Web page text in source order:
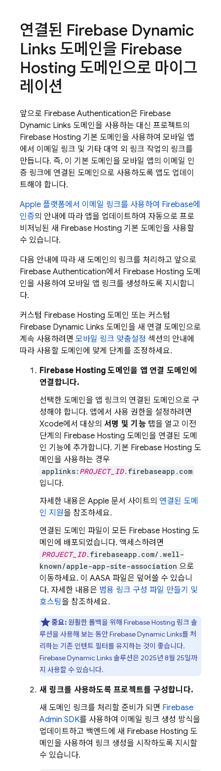
연결된 Firebase Dynamic
Links 도메인을 Firebase
Hosting 도메인으로 마이그
레이션
앞으로 Firebase Authentication은 Firebase
Dynamic Links 도메인을 사용하는 대신 프로젝트의
Firebase Hosting 기본 도메인을 사용하여 모바일 앱
에서 이메일 링크 및 기타 대역 외 링크 작업의 링크를
만듭니다. 즉, 이 기본 도메인을 모바일 앱의 이메일 인
증 링크에 연결된 도메인으로 사용하도록 앱도 업데이
트해야 합니다.
Apple 플랫폼에서 이메일 링크를 사용하여 Firebase에
인증의 안내에 따라 앱을 업데이트하여 자동으로 프로
비저닝된 새 Firebase Hosting 기본 도메인을 사용할
수 있습니다.
다음 안내에 따라 새 도메인의 링크를 처리하고 앞으로
Firebase Authentication에서 Firebase Hosting 도메
인을 사용하여 모바일 앱 링크를 생성하도록 지시합니
다.
커스텀 Firebase Hosting 도메인 또는 커스텀
Firebase Dynamic Links 도메인을 새 연결 도메인으로
계속 사용하려면 모바일 링크 맞춤설정 섹션의 안내에
따라 사용할 도메인에 맞게 단계를 조정하세요.
Firebase Hosting 도메인을 앱 연결 도메인에
연결합니다.
선택한 도메인을 앱 링크의 연결된 도메인으로 구
성해야 합니다. 앱에서 사용 권한을 설정하려면
Xcode에서 대상의 서명 및 기능 탭을 열고 이전
단계의 Firebase Hosting 도메인을 연결된 도메
인 기능에 추가합니다. 기본 Firebase Hosting 도
메인을 사용하는 경우
applinks: PROJECT_ID.firebaseapp.com
입니다.
자세한 내용은 Apple 문서 사이트의 연결된 도메
인 지원을 참조하세요.
연결된 도메인 파일이 모든 Firebase Hosting 도
메인에 배포되었습니다. 액세스하려면
PROJECT_ID.firebaseapp.com/.well-
known/apple-app-site-association 으로
이동하세요. 이 AASA 파일은 덮어쓸 수 있습니
다. 자세한 내용은 범용 링크 구성 파일 만들기 및
호스팅을 참조하세요.
중요:원활한 롤백을 위해 Firebase Hosting 링크 솔
루션을 사용해 보는 동안Firebase Dynamic Links를 처
리하는 기존 인텐트 필터를 유지하는 것이 좋습니다.
Firebase Dynamic Links솔루션은 2025년 8월 25일까
지 사용할 수 있습니다.
새 링크를 사용하도록 프로젝트를 구성합니다.
새 도메인 링크를 처리할 준비가 되면 Firebase
Admin SDK를 사용하여 이메일 링크 생성 방식을
업데이트하고 백엔드에 새 Firebase Hosting 도
메인을 사용하여 링크 생성을 시작하도록 지시할
수 있습니다.